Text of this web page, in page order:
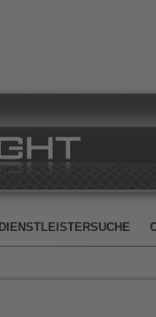
DIENSTLEISTERSUCHE